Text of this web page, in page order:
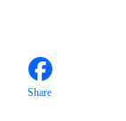
Share